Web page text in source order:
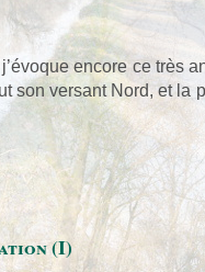
encore ce très
versant Nord, et la
(I)